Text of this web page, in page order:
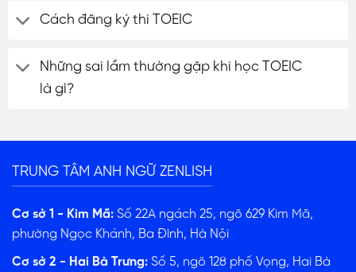
Cách đăng ký thi TOEIC
Những sai lầm thường gặp khi học TOEIC
là gì?
TRUNG TÂM ANH NGỮ ZENLISH
Cơ sở 1 - Kim Mã: Số 22A ngách 25, ngõ 629 Kim Mã,
phường Ngọc Khánh, Ba Đình, Hà Nội
Cơ sở 2 - Hai Bà Trưng: Số 5, ngõ 128 phố Vọng, Hai Bà